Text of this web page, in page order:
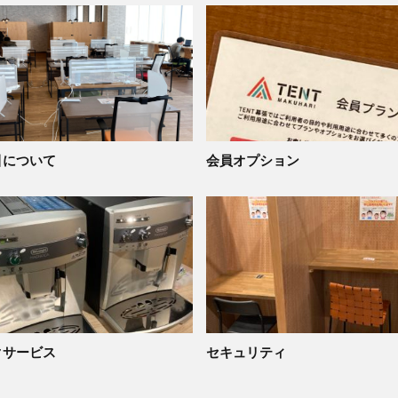
ついて 会員オプション
ービス セキュリティ